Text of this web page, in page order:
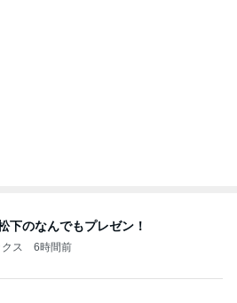
下のなんでもプレゼン！
ス 6時間前